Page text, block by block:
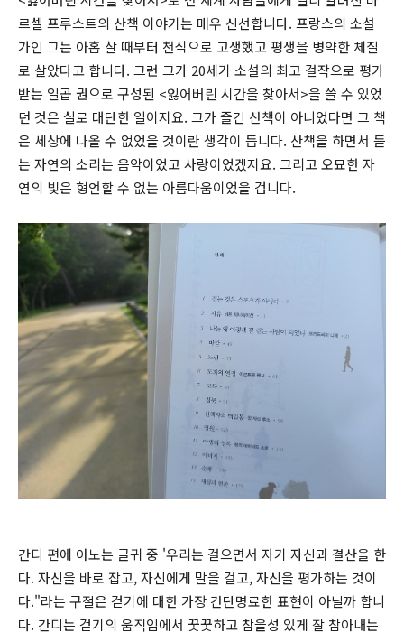
르셀 프루스트의 산책 이야기는 매우 신선합니다. 프랑스의 소설
가인 그는 아홉 살 때부터 천식으로 고생했고 평생을 병약한 체질
로 살았다고 합니다. 그런 그가 20세기 소설의 최고 걸작으로 평가
받는 일곱 권으로 구성된 <잃어버린 시간을 찾아서>을 쓸 수 있었
던 것은 실로 대단한 일이지요. 그가 즐긴 산책이 아니었다면 그 책
은 세상에 나올 수 없었을 것이란 생각이 듭니다. 산책을 하면서 듣
는 자연의 소리는 음악이었고 사랑이었겠지요. 그리고 오묘한 자
연의 빛은 형언할 수 없는 아름다움이었을 겁니다.
간디 편에 아노는 글귀 중 '우리는 걸으면서 자기 자신과 결산을 한
다. 자신을 바로 잡고, 자신에게 말을 걸고, 자신을 평가하는 것이
다."라는 구절은 걷기에 대한 가장 간단명료한 표현이 아닐까 합니
다. 간디는 걷기의 움직임에서 꿋꿋하고 참을성 있게 잘 참아내는